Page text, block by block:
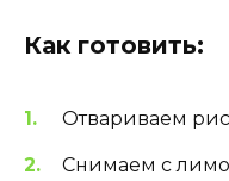
Как готовить:
Отвариваем рис
Снимаем с